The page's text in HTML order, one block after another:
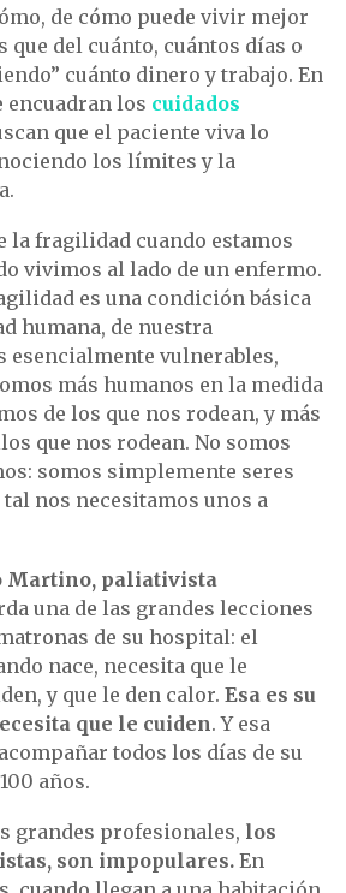
de cómo puede vivir mejor
que del cuánto, cuántos días o
cuánto dinero y trabajo. En
encuadran los cuidados
que el paciente viva lo
los límites y la
la fragilidad cuando estamos
vivimos al lado de un enfermo.
es una condición básica
humana, de nuestra
esencialmente vulnerables,
más humanos en la medida
de los que nos rodean, y más
que nos rodean. No somos
somos simplemente seres
nos necesitamos unos a
Martino, paliativista
una de las grandes lecciones
de su hospital: el
nace, necesita que le
y que le den calor. Esa es su
que le cuiden. Y esa
todos los días de su
años.
grandes profesionales, los
son impopulares. En